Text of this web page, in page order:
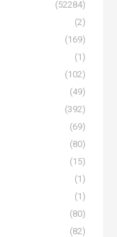
(52284)
(2)
(169)
(1)
(102)
(49)
(392)
(69)
(80)
(15)
(1)
(1)
(80)
(82)